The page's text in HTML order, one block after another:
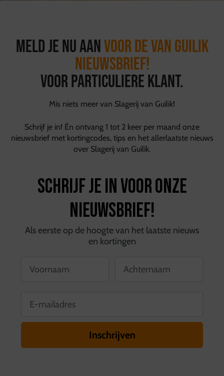
Meld je nu aanvoor de van Guilik
Nieuwsbrief!
Voor particuliere klant.
Mis niets meer van Slagerij van Guilik!
Schrijf je in! Én ontvang 1 tot 2 keer per maand onze
nieuwsbrief met kortingcodes, tips en het allerlaatste nieuws
over Slagerij van Guilik.
Schrijf je in voor onze
nieuwsbrief!
Als eerste op de hoogte van het laatste nieuws
en kortingen
Inschrijven